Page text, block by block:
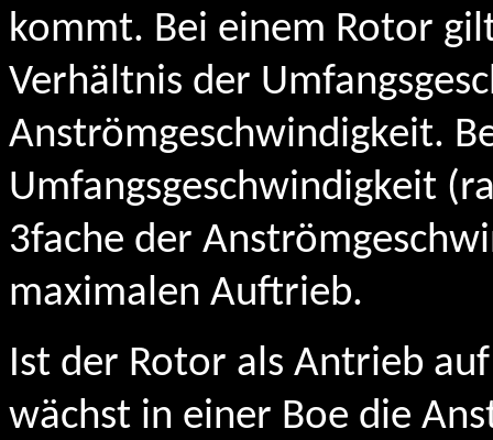
kommt. Bei einem Rotor
Verhältnis der
Anströmgeschwindigkeit.
Umfangsgeschwindigkeit
3fache der
maximalen Auftrieb.
Ist der Rotor als Antrieb
wächst in einer Boe die